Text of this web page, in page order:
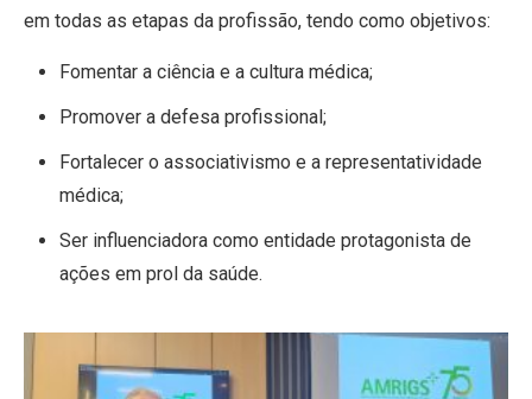
em todas as etapas da profissão, tendo como objetivos:
Fomentar a ciência e a cultura médica;
Promover a defesa profissional;
Fortalecer o associativismo e a representatividade
médica;
Ser influenciadora como entidade protagonista de
ações em prol da saúde.